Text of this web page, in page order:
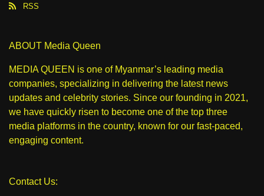
RSS
ABOUT Media Queen
MEDIA QUEEN is one of Myanmar’s leading media
companies, specializing in delivering the latest news
updates and celebrity stories. Since our founding in 2021,
we have quickly risen to become one of the top three
media platforms in the country, known for our fast-paced,
engaging content.
Contact Us: